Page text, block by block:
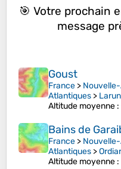
🎯 Votre prochain
message
Goust
France >
Atlantiques >
Altitude moyenne :
Bains de
France >
Atlantiques >
Altitude moyenne